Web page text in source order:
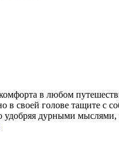
в любом
в своей голове тащите с
удобряя дурными